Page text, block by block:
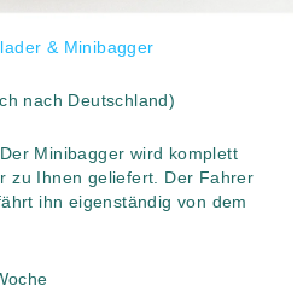
& Minibagger
nach Deutschland)
Minibagger wird komplett
zu Ihnen geliefert. Der Fahrer
ihn eigenständig von dem